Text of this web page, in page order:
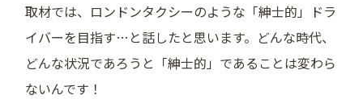
取材では、ロンドンタクシーのような「紳士的」ドラ
イバーを目指す…と話したと思います。どんな時代、
どんな状況であろうと「紳士的」であることは変わら
ないんです！